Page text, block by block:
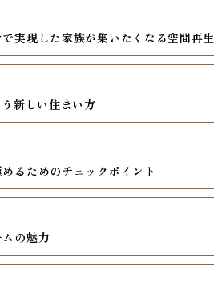
実現した家族が集いたくなる空間再生
新しい住まい方
るためのチェックポイント
の魅力